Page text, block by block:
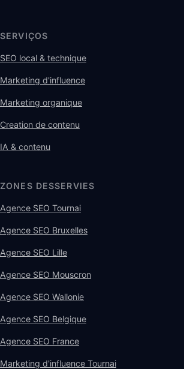
SERVIÇOS
SEO local & technique
Marketing d'influence
Marketing organique
Creation de contenu
IA & contenu
ZONES DESSERVIES
Agence SEO Tournai
Agence SEO Bruxelles
Agence SEO Lille
Agence SEO Mouscron
Agence SEO Wallonie
Agence SEO Belgique
Agence SEO France
Marketing d'influence Tournai